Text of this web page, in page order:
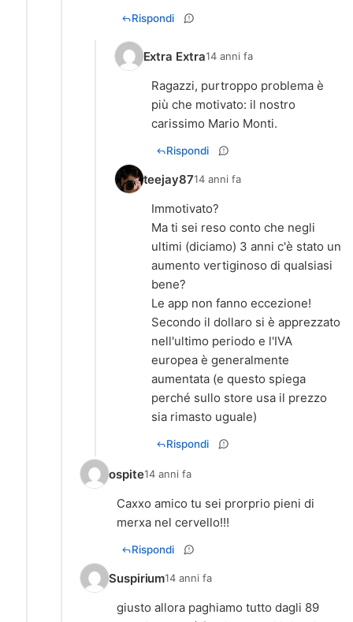
Rispondi
Extra Extra14 anni fa
Ragazzi, purtroppo problema è
più che motivato: il nostro
carissimo Mario Monti.
Rispondi
teejay8714 anni fa
Immotivato?
Ma ti sei reso conto che negli
ultimi (diciamo) 3 anni c'è stato un
aumento vertiginoso di qualsiasi
bene?
Le app non fanno eccezione!
Secondo il dollaro si è apprezzato
nell'ultimo periodo e l'IVA
europea è generalmente
aumentata (e questo spiega
perché sullo store usa il prezzo
sia rimasto uguale)
Rispondi
ospite14 anni fa
Caxxo amico tu sei prorprio pieni di
merxa nel cervello!!!
Rispondi
Suspirium14 anni fa
giusto allora paghiamo tutto dagli 89